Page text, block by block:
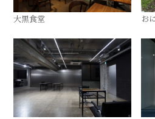
大黒食堂 お